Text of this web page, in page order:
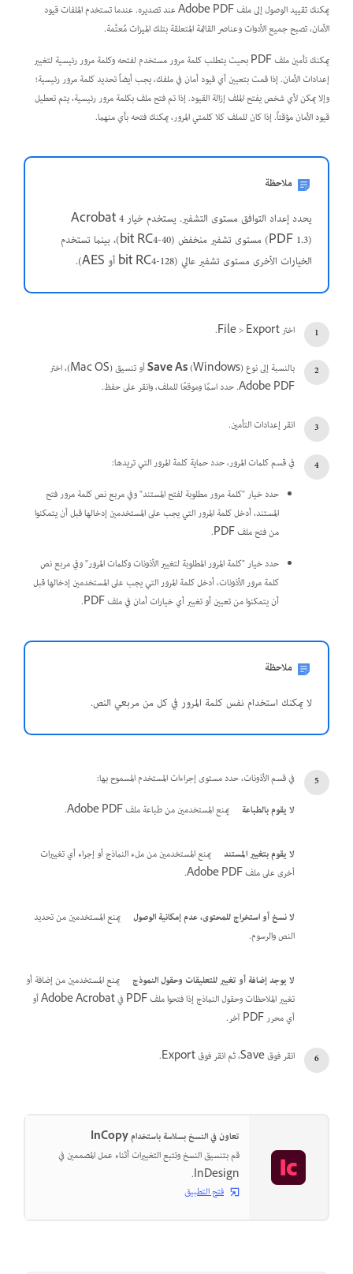
يمكنك تقييد الوصول إلى ملف Adobe PDF عند تصديره. عندما تستخدم الملفات قيود
الأمان، تصبح جميع الأدوات وعناصر القائمة المتعلقة بتلك الميزات مُعتَّمة.
يمكنك تأمين ملف PDF بحيث يتطلب كلمة مرور مستخدم لفتحه وكلمة مرور رئيسية لتغيير
إعدادات الأمان. إذا قمت بتعيين أي قيود أمان في ملفك، يجب أيضاً تحديد كلمة مرور رئيسية؛
وإلا يمكن لأي شخص يفتح الملف إزالة القيود. إذا تم فتح ملف بكلمة مرور رئيسية، يتم تعطيل
قيود الأمان مؤقتاً. إذا كان للملف كلا كلمتي المرور، يمكنك فتحه بأي منهما.
ملاحظة
يحدد إعداد التوافق مستوى التشفير. يستخدم خيار Acrobat 4
(PDF 1.3) مستوى تشفير منخفض (40-bit RC4)، بينما تستخدم
الخيارات الأخرى مستوى تشفير عالي (128-bit RC4 أو AES).
اختر File > Export.
بالنسبة إلى نوع Save As
(Windows) أو تنسيق (Mac OS)، اختر
Adobe PDF. حدد اسمًا وموقعًا للملف، وانقر على حفظ.
انقر إعدادات التأمين.
في قسم كلمات المرور، حدد حماية كلمة المرور التي تريدها:
حدد خيار "كلمة مرور مطلوبة لفتح المستند" وفي مربع نص كلمة مرور فتح
المستند، أدخل كلمة المرور التي يجب على المستخدمين إدخالها قبل أن يتمكنوا
من فتح ملف PDF.
حدد خيار "كلمة المرور المطلوبة لتغيير الأذونات وكلمات المرور" وفي مربع نص
كلمة مرور الأذونات، أدخل كلمة المرور التي يجب على المستخدمين إدخالها قبل
أن يتمكنوا من تعيين أو تغيير أي خيارات أمان في ملف PDF.
ملاحظة
لا يمكنك استخدام نفس كلمة المرور في كل من مربعي النص.
في قسم الأذونات، حدد مستوى إجراءات المستخدم المسموح بها:
لا يقوم بالطباعة
يمنع المستخدمين من طباعة ملف Adobe PDF.
لا يقوم بتغيير المستند
يمنع المستخدمين من ملء النماذج أو إجراء أي تغييرات
أخرى على ملف Adobe PDF.
لا نسخ أو استخراج للمحتوى، عدم إمكانية الوصول
يمنع المستخدمين من تحديد
النص والرسوم.
لا يوجد إضافة أو تغيير للتعليقات وحقول النموذج
يمنع المستخدمين من إضافة أو
تغيير الملاحظات وحقول النماذج إذا فتحوا ملف PDF في Adobe Acrobat أو
أي محرر PDF آخر.
انقر فوق Save، ثم انقر فوق Export.
تعاون في النسخ بسلاسة باستخدام InCopy
قم بتنسيق النسخ وتتبع التغييرات أثناء عمل المصممين في
InDesign.
فتح التطبيق